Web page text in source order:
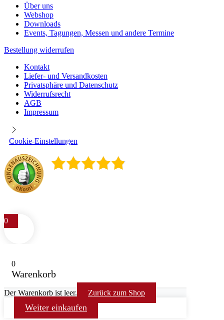
Über uns
Webshop
Downloads
Events, Tagungen, Messen und andere Termine
Bestellung widerrufen
Kontakt
Liefer- und Versandkosten
Privatsphäre und Datenschutz
Widerrufsrecht
AGB
Impressum
Cookie-Einstellungen
0
0
Warenkorb
Der Warenkorb ist leer. Zurück zum Shop
Weiter einkaufen